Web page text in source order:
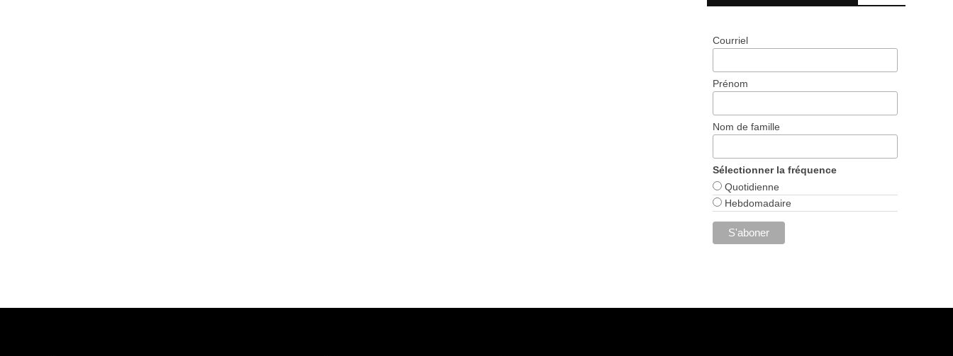
Courriel
Prénom
Nom de famille
Sélectionner la fréquence
Quotidienne
Hebdomadaire